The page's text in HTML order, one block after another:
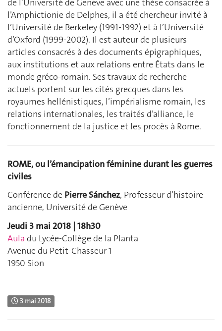
l’Amphictionie de Delphes, il a été chercheur invité à
l’Université de Berkeley (1991-1992) et à l’Université
d’Oxford (1999-2002). Il est auteur de plusieurs
articles consacrés à des documents épigraphiques,
aux institutions et aux relations entre États dans le
monde gréco-romain. Ses travaux de recherche
actuels portent sur les cités grecques dans les
royaumes hellénistiques, l’impérialisme romain, les
relations internationales, les traités d’alliance, le
fonctionnement de la justice et les procès à Rome.
ROME, ou l’émancipation féminine durant les guerres
civiles
Conférence de Pierre Sánchez, Professeur d’histoire
ancienne, Université de Genève
Jeudi 3 mai 2018 | 18h30
Aula du Lycée-Collège de la Planta
Avenue du Petit-Chasseur 1
1950 Sion
3 mai 2018